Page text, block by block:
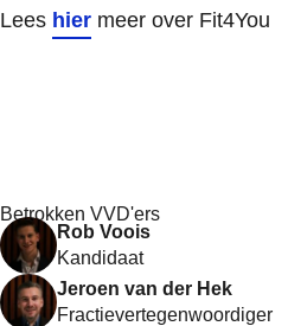
Lees hier meer over Fit4You
Betrokken VVD'ers
Rob Voois
Kandidaat
Jeroen van der Hek
Fractievertegenwoordiger